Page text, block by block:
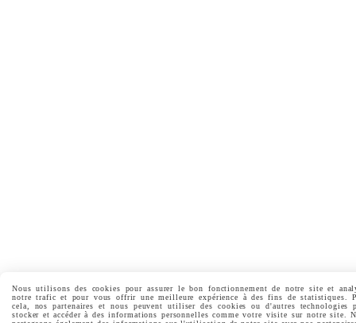
Nous utilisons des cookies pour assurer le bon fonctionnement de notre site et
notre trafic et pour vous offrir une meilleure expérience à des fins de statistiques.
cela, nos partenaires et nous peuvent utiliser des cookies ou d'autres technologies
stocker et accéder à des informations personnelles comme votre visite sur notre site.